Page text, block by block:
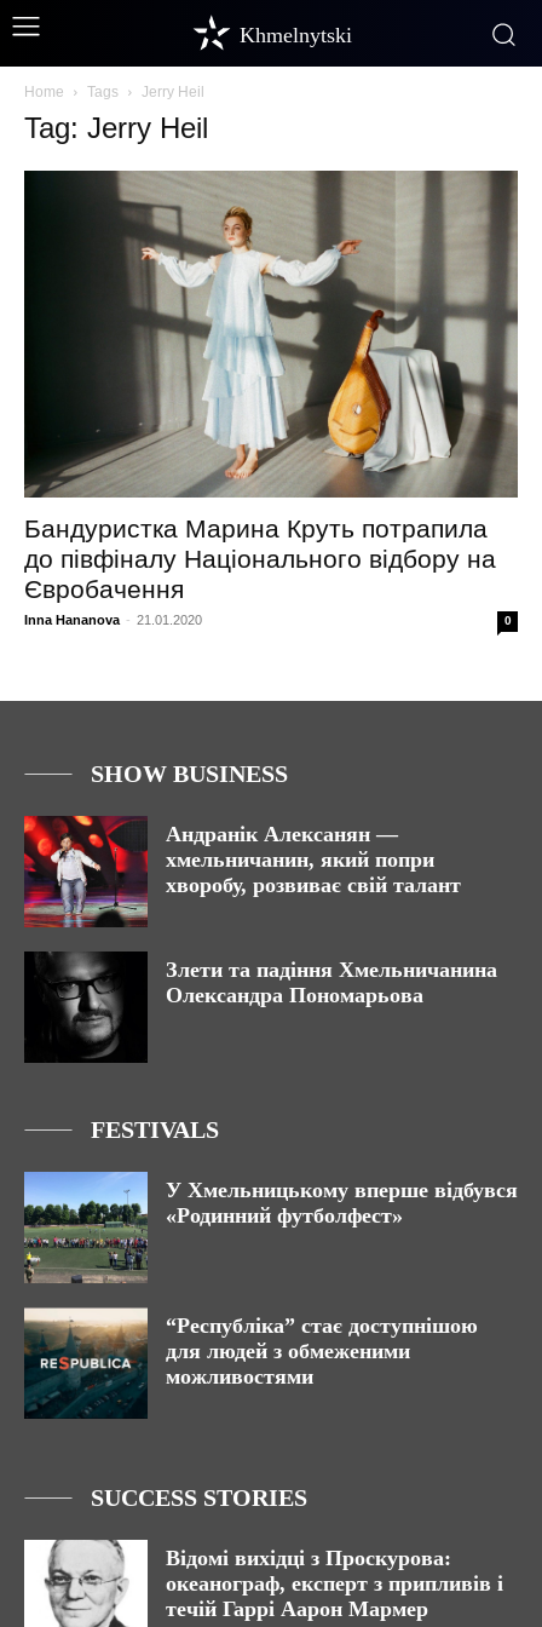
Khmelnytski
Home Tags Jerry Heil
Tag: Jerry Heil
Бандуристка Марина Круть потрапила
до півфіналу Національного відбору на
Євробачення
Inna Hananova - 21.01.2020 0
SHOW BUSINESS
Андранік Алексанян —
хмельничанин, який попри
хворобу, розвиває свій талант
Злети та падіння Хмельничанина
Олександра Пономарьова
FESTIVALS
У Хмельницькому вперше відбувся
«Родинний футболфест»
“Республіка” стає доступнішою
для людей з обмеженими
можливостями
SUCCESS STORIES
Відомі вихідці з Проскурова:
океанограф, експерт з припливів і
течій Гаррі Аарон Мармер